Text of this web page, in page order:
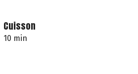
Cuisson
10 min